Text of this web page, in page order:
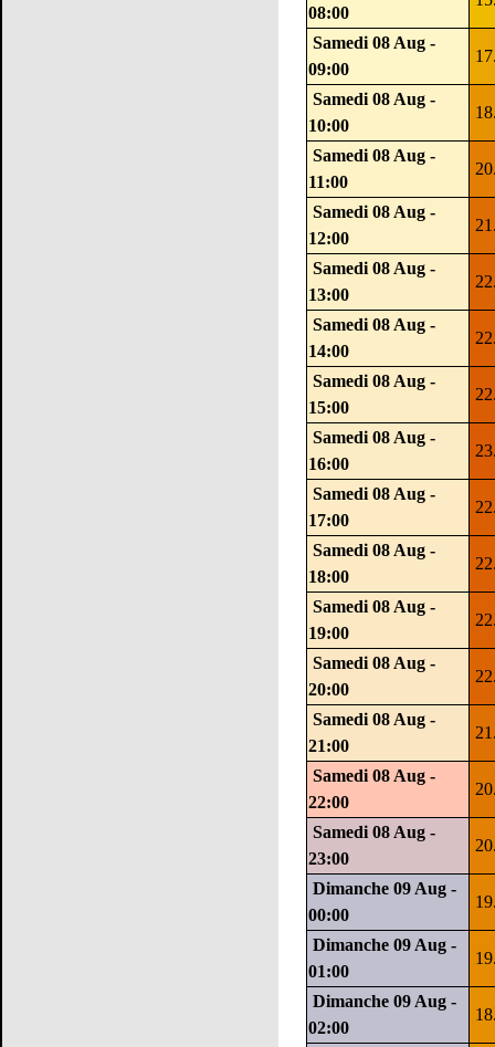
08:00
Samedi 08 Aug -
09:00
Samedi 08 Aug -
10:00
Samedi 08 Aug -
11:00
Samedi 08 Aug -
12:00
Samedi 08 Aug -
13:00
Samedi 08 Aug -
14:00
Samedi 08 Aug -
15:00
Samedi 08 Aug -
16:00
Samedi 08 Aug -
17:00
Samedi 08 Aug -
18:00
Samedi 08 Aug -
19:00
Samedi 08 Aug -
20:00
Samedi 08 Aug -
21:00
Samedi 08 Aug -
22:00
Samedi 08 Aug -
23:00
Dimanche 09 Aug -
00:00
Dimanche 09 Aug -
01:00
Dimanche 09 Aug -
02:00